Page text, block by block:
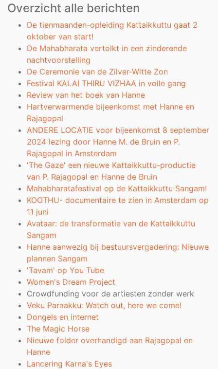
Overzicht alle berichten
De tienmaanden-opleiding Kattaikkuttu gaat 2
oktober van start!
De Mahabharata vertolkt in een zinderende
nachtvoorstelling
De Ceremonie van de Zilver-Witte Zon
Festival KALAI THIRU VIZHAA in volle gang
Review van het boek van Hanne
Hartverwarmende bijeenkomst met Hanne en
Rajagopal
ANDERE LOCATIE voor bijeenkomst 8 september
2024 lezing door Hanne M. de Bruin en P.
Rajagopal in Amsterdam
'The Gaze' een nieuwe Kattaikkuttu-productie
van P. Rajagopal en Hanne de Bruin
Mahabharatafestival op de Kattaikkuttu Sangam!
KOOTHU- documentaire te zien in Amsterdam op
11 juni
Avataar: de transformatie van de Kattaikkuttu
Sangam
Hanne aanwezig bij bestuursvergadering: Nieuwe
plannen Sangam
'Tavam' op You Tube
Women's Dream Project
Crowdfunding voor de artiesten zonder werk
Veku Paraakku: Watch out, here we come!
Dongels en internet
The Magic Horse
Nieuwe folder overhandigd aan Rajagopal en
Hanne
Lancering Karna's Eyes